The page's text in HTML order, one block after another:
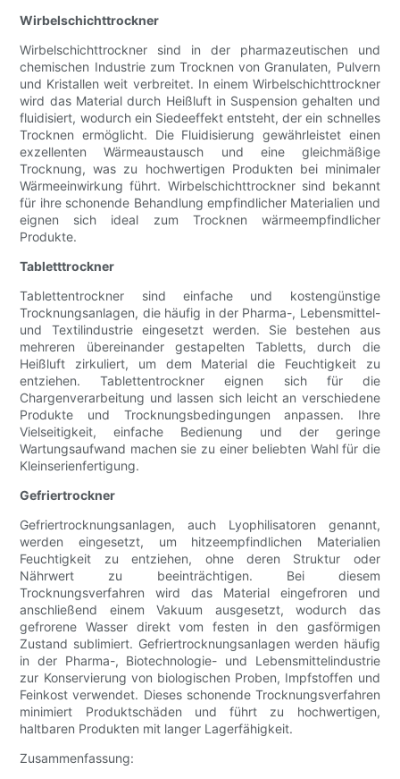
Wirbelschichttrockner
Wirbelschichttrockner sind in der pharmazeutischen und
chemischen Industrie zum Trocknen von Granulaten, Pulvern
und Kristallen weit verbreitet. In einem Wirbelschichttrockner
wird das Material durch Heißluft in Suspension gehalten und
fluidisiert, wodurch ein Siedeeffekt entsteht, der ein schnelles
Trocknen ermöglicht. Die Fluidisierung gewährleistet einen
exzellenten Wärmeaustausch und eine gleichmäßige
Trocknung, was zu hochwertigen Produkten bei minimaler
Wärmeeinwirkung führt. Wirbelschichttrockner sind bekannt
für ihre schonende Behandlung empfindlicher Materialien und
eignen sich ideal zum Trocknen wärmeempfindlicher
Produkte.
Tabletttrockner
Tablettentrockner sind einfache und kostengünstige
Trocknungsanlagen, die häufig in der Pharma-, Lebensmittel-
und Textilindustrie eingesetzt werden. Sie bestehen aus
mehreren übereinander gestapelten Tabletts, durch die
Heißluft zirkuliert, um dem Material die Feuchtigkeit zu
entziehen. Tablettentrockner eignen sich für die
Chargenverarbeitung und lassen sich leicht an verschiedene
Produkte und Trocknungsbedingungen anpassen. Ihre
Vielseitigkeit, einfache Bedienung und der geringe
Wartungsaufwand machen sie zu einer beliebten Wahl für die
Kleinserienfertigung.
Gefriertrockner
Gefriertrocknungsanlagen, auch Lyophilisatoren genannt,
werden eingesetzt, um hitzeempfindlichen Materialien
Feuchtigkeit zu entziehen, ohne deren Struktur oder
Nährwert zu beeinträchtigen. Bei diesem
Trocknungsverfahren wird das Material eingefroren und
anschließend einem Vakuum ausgesetzt, wodurch das
gefrorene Wasser direkt vom festen in den gasförmigen
Zustand sublimiert. Gefriertrocknungsanlagen werden häufig
in der Pharma-, Biotechnologie- und Lebensmittelindustrie
zur Konservierung von biologischen Proben, Impfstoffen und
Feinkost verwendet. Dieses schonende Trocknungsverfahren
minimiert Produktschäden und führt zu hochwertigen,
haltbaren Produkten mit langer Lagerfähigkeit.
Zusammenfassung: